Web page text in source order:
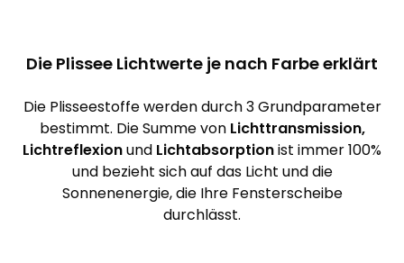
Die Plissee Lichtwerte je nach Farbe erklärt
Die Plisseestoffe werden durch 3 Grundparameter
bestimmt. Die Summe von Lichttransmission,
Lichtreflexionund Lichtabsorptionist immer 100%
und bezieht sich auf das Licht und die
Sonnenenergie, die Ihre Fensterscheibe
durchlässt.